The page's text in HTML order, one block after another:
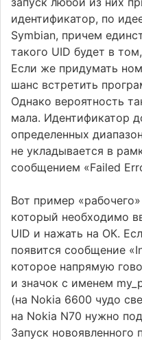
идентификатор, по
Symbian, причем
такого UID будет в
Если же придумать
шанс встретить
Однако вероятность
мала. Идентификатор
определенных
не укладывается в
сообщением «Failed
Вот пример
который необходимо
UID и нажать на ОК.
появится сообщение
которое напрямую
и значок с именем
(на Nokia 6600 чудо
на Nokia N70 нужно
Запуск новоявленного